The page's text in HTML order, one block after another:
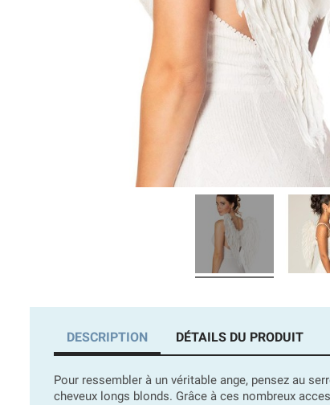
DESCRIPTION DÉTAILS DU PRODUIT
Pour ressembler à un véritable ange, pensez au
cheveux longs blonds. Grâce à ces nombreux